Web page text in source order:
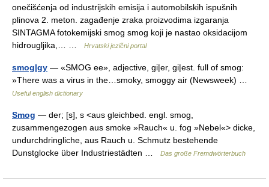
onečišćenja od industrijskih emisija i automobilskih ispušnih
plinova 2. meton. zagađenje zraka proizvodima izgaranja
SINTAGMA fotokemijski smog smog koji je nastao oksidacijom
hidrougljika,… …
Hrvatski jezični portal
smog|gy — «SMOG ee», adjective, gi|er, gi|est. full of smog:
»There was a virus in the…smoky, smoggy air (Newsweek) …
Useful english dictionary
Smog — der; [s], s <aus gleichbed. engl. smog,
zusammengezogen aus smoke »Rauch« u. fog »Nebel«> dicke,
undurchdringliche, aus Rauch u. Schmutz bestehende
Dunstglocke über Industriestädten …
Das große Fremdwörterbuch